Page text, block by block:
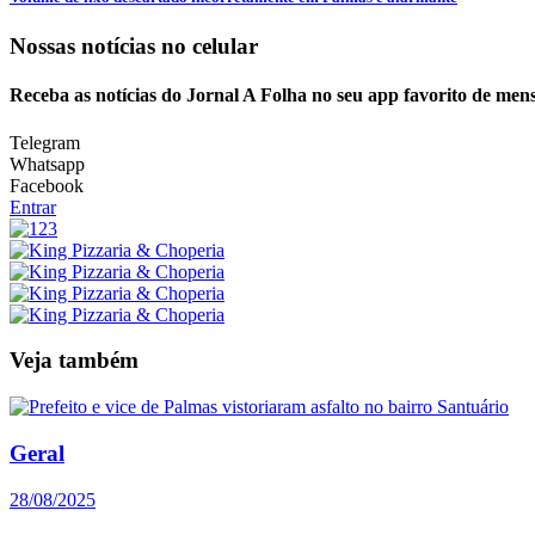
Nossas notícias no celular
Receba as notícias do Jornal A Folha no seu app favorito de
Telegram
Whatsapp
Facebook
Entrar
Veja também
Geral
28/08/2025